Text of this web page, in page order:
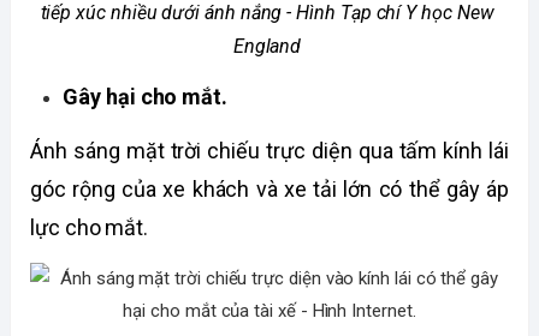
tiếp xúc nhiều dưới ánh nắng - Hình Tạp chí Y học New
England
Gây hại cho mắt.
Ánh sáng mặt trời chiếu trực diện qua tấm kính lái
góc rộng của xe khách và xe tải lớn có thể gây áp
lực cho mắt.